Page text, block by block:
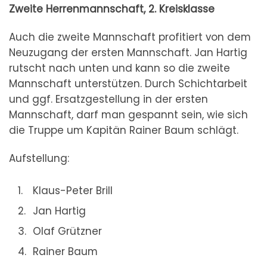
Zweite Herrenmannschaft, 2. Kreisklasse
Auch die zweite Mannschaft profitiert von dem
Neuzugang der ersten Mannschaft. Jan Hartig
rutscht nach unten und kann so die zweite
Mannschaft unterstützen. Durch Schichtarbeit
und ggf. Ersatzgestellung in der ersten
Mannschaft, darf man gespannt sein, wie sich
die Truppe um Kapitän Rainer Baum schlägt.
Aufstellung:
Klaus-Peter Brill
Jan Hartig
Olaf Grützner
Rainer Baum